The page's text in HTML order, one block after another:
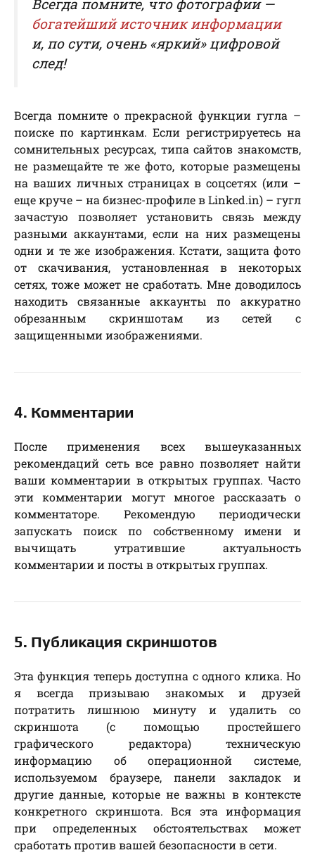
Всегда помните, что фотографии —
богатейший источник информации
и, по сути, очень «яркий» цифровой
след!
Всегда помните о прекрасной функции гугла –
поиске по картинкам. Если регистрируетесь на
сомнительных ресурсах, типа сайтов знакомств,
не размещайте те же фото, которые размещены
на ваших личных страницах в соцсетях (или –
еще круче – на бизнес-профиле в Linked.in) – гугл
зачастую позволяет установить связь между
разными аккаунтами, если на них размещены
одни и те же изображения. Кстати, защита фото
от скачивания, установленная в некоторых
сетях, тоже может не сработать. Мне доводилось
находить связанные аккаунты по аккуратно
обрезанным скриншотам из сетей с
защищенными изображениями.
4. Комментарии
После применения всех вышеуказанных
рекомендаций сеть все равно позволяет найти
ваши комментарии в открытых группах. Часто
эти комментарии могут многое рассказать о
комментаторе. Рекомендую периодически
запускать поиск по собственному имени и
вычищать утратившие актуальность
комментарии и посты в открытых группах.
5. Публикация скриншотов
Эта функция теперь доступна с одного клика. Но
я всегда призываю знакомых и друзей
потратить лишнюю минуту и удалить со
скриншота (с помощью простейшего
графического редактора) техническую
информацию об операционной системе,
используемом браузере, панели закладок и
другие данные, которые не важны в контексте
конкретного скриншота. Вся эта информация
при определенных обстоятельствах может
сработать против вашей безопасности в сети.